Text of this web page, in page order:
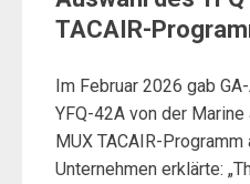
TACAIR-
Im Februar 2026 gab
YFQ-42A von der
MUX TACAIR-
Unternehmen erklärte: